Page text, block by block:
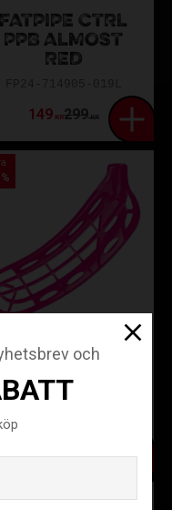
FATPIPE CTRL
PPB ALMOST
RED
149KR299KR
FATPIPE JAB
%
och